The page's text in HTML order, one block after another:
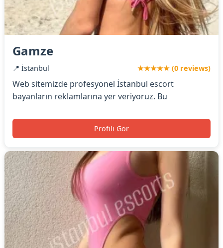
Gamze
📍 İstanbul ★★★★★ (0 reviews)
Web sitemizde profesyonel İstanbul escort
bayanların reklamlarına yer veriyoruz. Bu
Profili Gör